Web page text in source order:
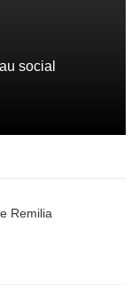
social
Remilia